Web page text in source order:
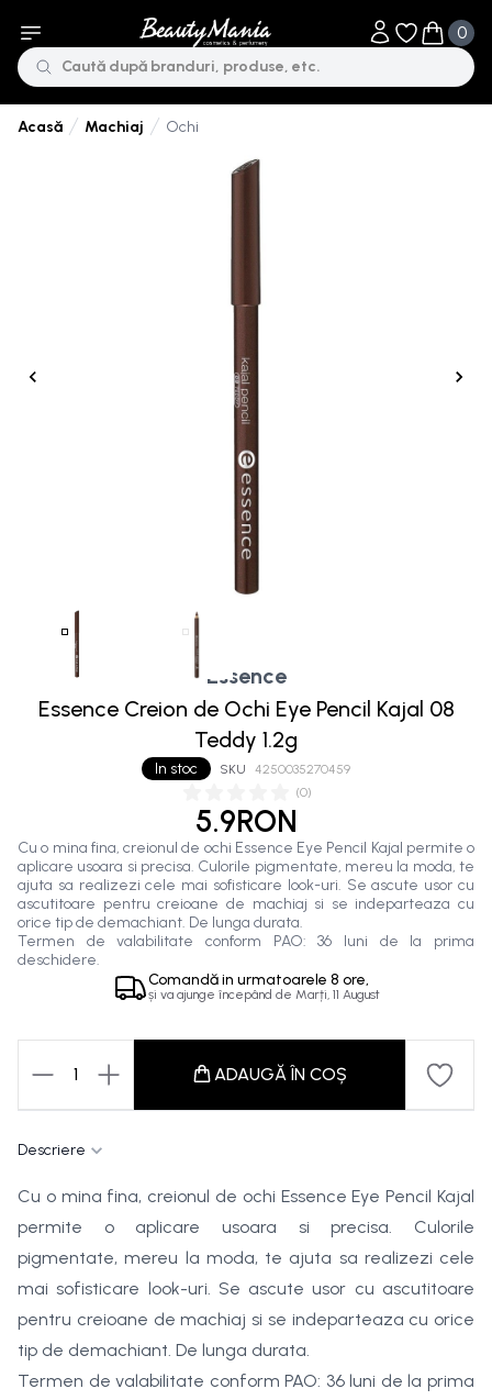
Obiecte în
0
Obiecte
Acasă Machiaj Ochi
(0)
In stoc SKU 4250035270459
Essence
Essence Creion de Ochi Eye Pencil Kajal 08
Teddy 1.2g
5.9RON
Cu o mina fina, creionul de ochi Essence Eye Pencil Kajal permite o
aplicare usoara si precisa. Culorile pigmentate, mereu la moda, te
ajuta sa realizezi cele mai sofisticare look-uri. Se ascute usor cu
ascutitoare pentru creioane de machiaj si se indeparteaza cu
orice tip de demachiant. De lunga durata.
Termen de valabilitate conform PAO: 36 luni de la prima
deschidere.
Comandă in urmatoarele 8 ore,
și va ajunge începând de Marți, 11 August
1 ADAUGĂ ÎN COȘ
Descriere
Cu o mina fina, creionul de ochi Essence Eye Pencil Kajal
permite o aplicare usoara si precisa. Culorile
pigmentate, mereu la moda, te ajuta sa realizezi cele
mai sofisticare look-uri. Se ascute usor cu ascutitoare
pentru creioane de machiaj si se indeparteaza cu orice
tip de demachiant. De lunga durata.
Termen de valabilitate conform PAO: 36 luni de la prima